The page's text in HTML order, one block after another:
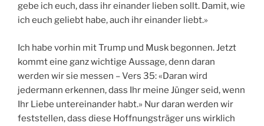
gebe ich euch, dass ihr einander lieben sollt. Damit, wie
ich euch geliebt habe, auch ihr einander liebt.»
Ich habe vorhin mit Trump und Musk begonnen. Jetzt
kommt eine ganz wichtige Aussage, denn daran
werden wir sie messen – Vers 35: «Daran wird
jedermann erkennen, dass Ihr meine Jünger seid, wenn
Ihr Liebe untereinander habt.» Nur daran werden wir
feststellen, dass diese Hoffnungsträger uns wirklich